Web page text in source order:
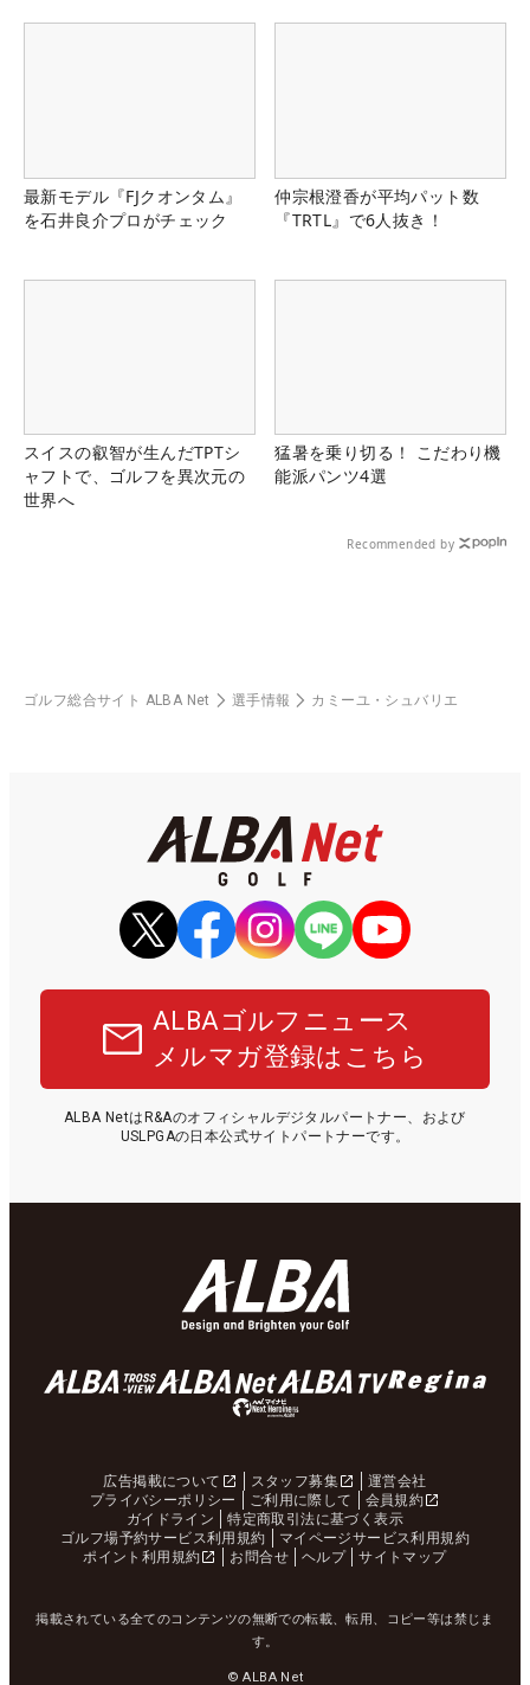
最新モデル『FJクオンタム』
を石井良介プロがチェック
仲宗根澄香が平均パット数
『TRTL』で6人抜き！
スイスの叡智が生んだTPTシ
ャフトで、ゴルフを異次元の
世界へ
猛暑を乗り切る！ こだわり機
能派パンツ4選
Recommended by
ゴルフ総合サイト ALBA Net 選手情報 カミーユ・シュバリエ
ALBAゴルフニュース
メルマガ登録はこちら
ALBA NetはR&Aのオフィシャルデジタルパートナー、および
USLPGAの日本公式サイトパートナーです。
広告掲載について スタッフ募集
運営会社
プライバシーポリシー
ご利用に際して
会員規約
ガイドライン
特定商取引法に基づく表示
ゴルフ場予約サービス利用規約
マイページサービス利用規約
ポイント利用規約
お問合せ ヘルプ サイトマップ
掲載されている全てのコンテンツの無断での転載、転用、コピー等は禁じま
す。
© ALBA Net